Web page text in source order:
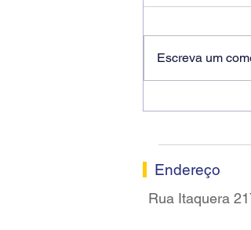
Escreva um
Endereço
Rua Itaquera